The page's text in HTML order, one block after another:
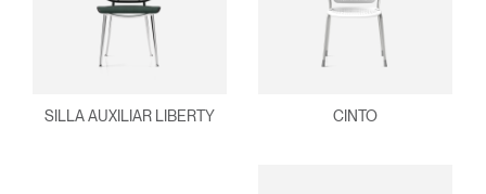
SILLA AUXILIAR LIBERTY CINTO